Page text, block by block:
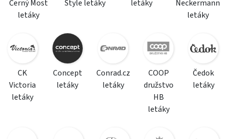
Černý Most
letáky
Style letáky letáky
Neckermann
letáky
CK
Victoria
letáky
Concept
letáky
Conrad.cz
letáky
COOP
družstvo
HB
letáky
Čedok
letáky